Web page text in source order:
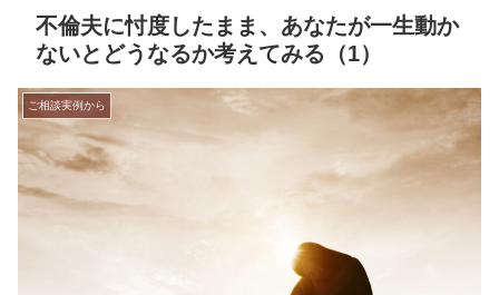
不倫夫に忖度したまま、あなたが一生動か
ないとどうなるか考えてみる（1）
ご相談実例から